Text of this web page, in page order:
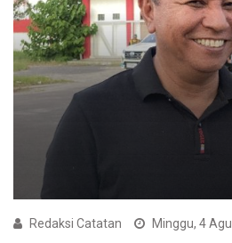
Redaksi Catatan Minggu, 4